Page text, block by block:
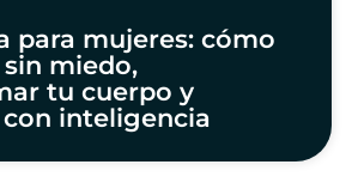
para mujeres: cómo
miedo,
tu cuerpo y
inteligencia